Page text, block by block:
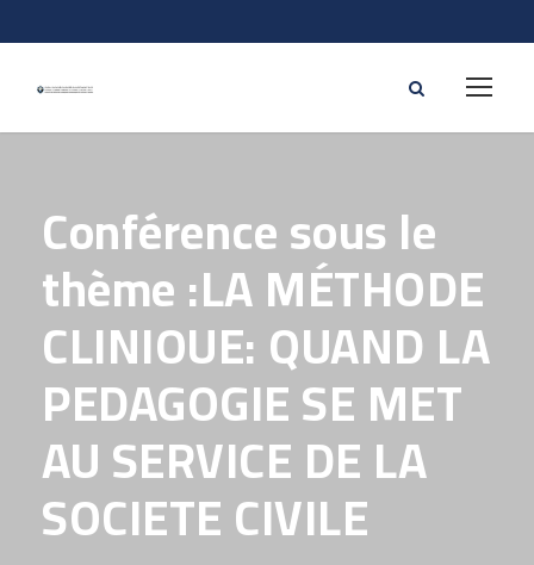
Conférence sous le
thème :LA MÉTHODE
CLINIOUE: QUAND LA
PEDAGOGIE SE MET
AU SERVICE DE LA
SOCIETE CIVILE